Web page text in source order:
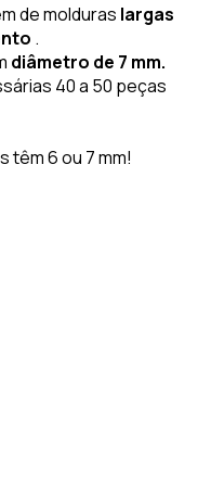
de molduras largas
.
diâmetro de 7 mm.
40 a 50 peças
têm 6 ou 7 mm!